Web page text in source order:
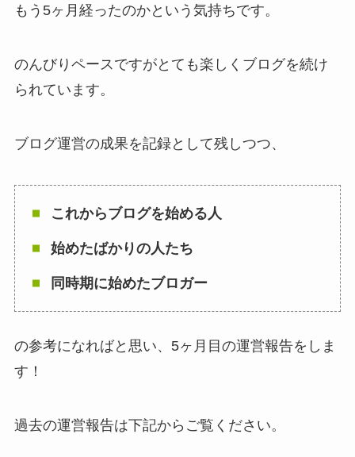
もう5ヶ月経ったのかという気持ちです。
のんびりペースですがとても楽しくブログを続け
られています。
ブログ運営の成果を記録として残しつつ、
これからブログを始める人
始めたばかりの人たち
同時期に始めたブロガー
の参考になればと思い、5ヶ月目の運営報告をしま
す！
過去の運営報告は下記からご覧ください。